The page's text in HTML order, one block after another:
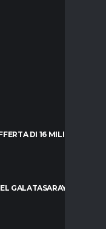
DI 16 MILIONI DAL
GALATASARAY: “FAI